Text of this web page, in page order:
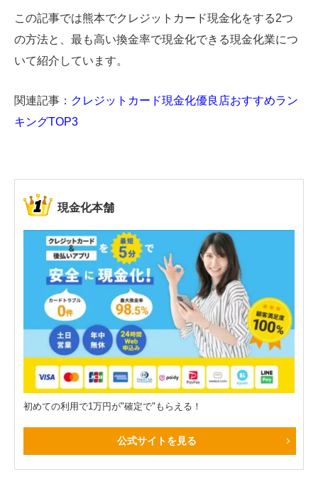
この記事では熊本でクレジットカード現金化をする2つ
の方法と、最も高い換金率で現金化できる現金化業につ
いて紹介しています。
関連記事： クレジットカード現金化優良店おすすめラン
キングTOP3
現金化本舗
初めての利用で1万円が"確定で"もらえる！
公式サイトを見る